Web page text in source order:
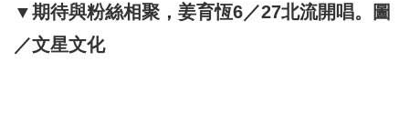
▼期待與粉絲相聚，姜育恆6／27北流開唱。圖
／文星文化